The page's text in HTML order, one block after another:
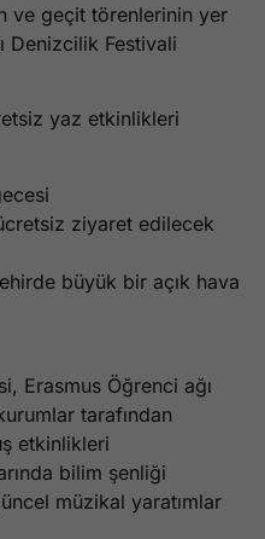
ve geçit törenlerinin yer
Denizcilik Festivali
yaz etkinlikleri
ziyaret edilecek
büyük bir açık hava
Erasmus Öğrenci ağı
tarafından
etkinlikleri
bilim şenliği
müzikal yaratımlar